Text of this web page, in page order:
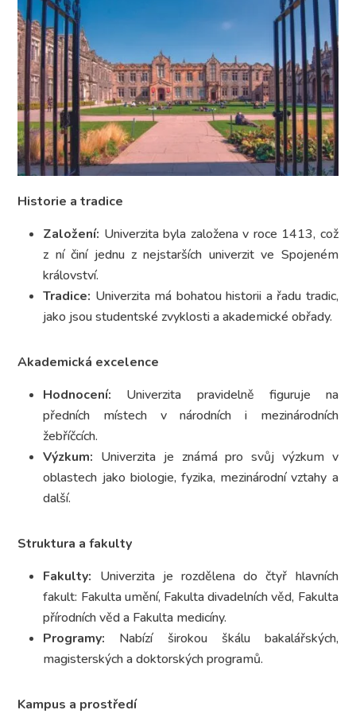
Historie a tradice
Založení: Univerzita byla založena v roce 1413, což
z ní činí jednu z nejstarších univerzit ve Spojeném
království.
Tradice: Univerzita má bohatou historii a řadu tradic,
jako jsou studentské zvyklosti a akademické obřady.
Akademická excelence
Hodnocení: Univerzita pravidelně figuruje na
předních místech v národních i mezinárodních
žebříčcích.
Výzkum: Univerzita je známá pro svůj výzkum v
oblastech jako biologie, fyzika, mezinárodní vztahy a
další.
Struktura a fakulty
Fakulty: Univerzita je rozdělena do čtyř hlavních
fakult: Fakulta umění, Fakulta divadelních věd, Fakulta
přírodních věd a Fakulta medicíny.
Programy: Nabízí širokou škálu bakalářských,
magisterských a doktorských programů.
Kampus a prostředí